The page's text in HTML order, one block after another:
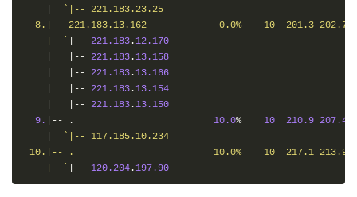
`|-- 221.183.23.25
8.|-- 221.183.13.162             0.0%    10  201.3 202.7
|-- 221.183 . 12.170
|-- 221.183 . 13.158
|-- 221.183 . 13.166
|-- 221.183 . 13.154
|-- 221.183 . 13.150
9.
|-- . 10.0% 10 210.9 207.4
`|-- 117.185.10.234
10.|-- .                         10.0%    10  217.1 213.9
|-- 120.204 . 197.90